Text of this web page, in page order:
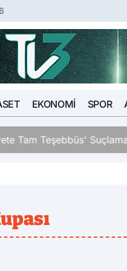
EKONOMI SPOR
Tam Teşebbüs'